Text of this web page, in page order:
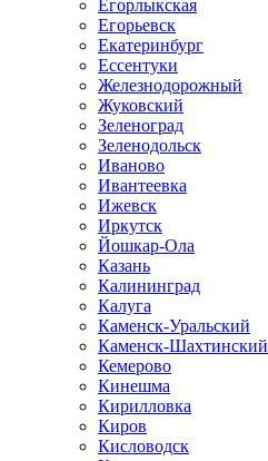
Егорлыкская
Егорьевск
Екатеринбург
Ессентуки
Железнодорожный
Жуковский
Зеленоград
Зеленодольск
Иваново
Ивантеевка
Ижевск
Иркутск
Йошкар-Ола
Казань
Калининград
Калуга
Каменск-Уральский
Каменск-Шахтинский
Кемерово
Кинешма
Кирилловка
Киров
Кисловодск